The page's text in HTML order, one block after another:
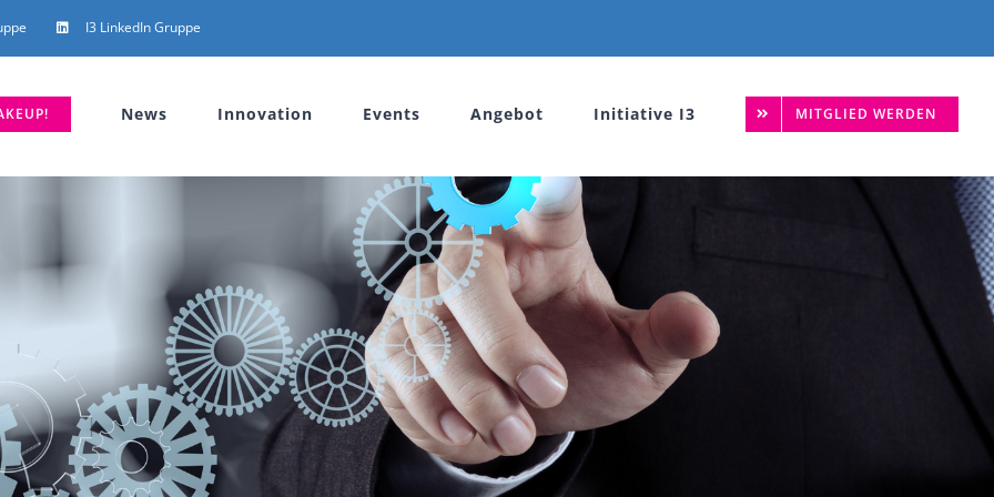
I3 LinkedIn Gruppe
News Innovation Events Angebot Initiative I3 MITGLIED WERDEN